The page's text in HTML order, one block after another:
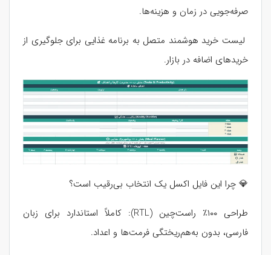
صرفه‌جویی در زمان و هزینه‌ها.
لیست خرید هوشمند متصل به برنامه غذایی برای جلوگیری از
خریدهای اضافه در بازار.
💎 چرا این فایل اکسل یک انتخاب بی‌رقیب است؟
طراحی ۱۰‍۰٪ راست‌چین (RTL): کاملاً استاندارد برای زبان
فارسی، بدون به‌هم‌ریختگی فرمت‌ها و اعداد.